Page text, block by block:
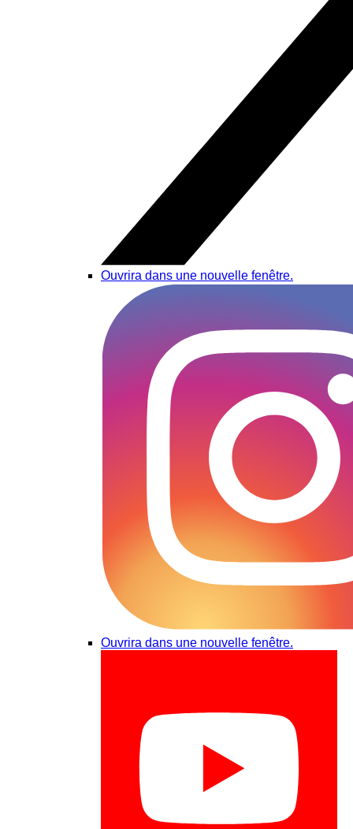
Ouvrira dans une nouvelle fenêtre.
Ouvrira dans une nouvelle fenêtre.